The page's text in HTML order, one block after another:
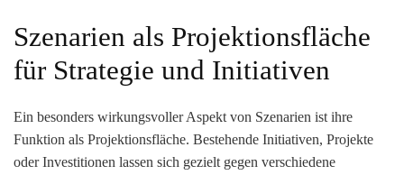
Szenarien als Projektionsfläche
für Strategie und Initiativen
Ein besonders wirkungsvoller Aspekt von Szenarien ist ihre
Funktion als Projektionsfläche. Bestehende Initiativen, Projekte
oder Investitionen lassen sich gezielt gegen verschiedene